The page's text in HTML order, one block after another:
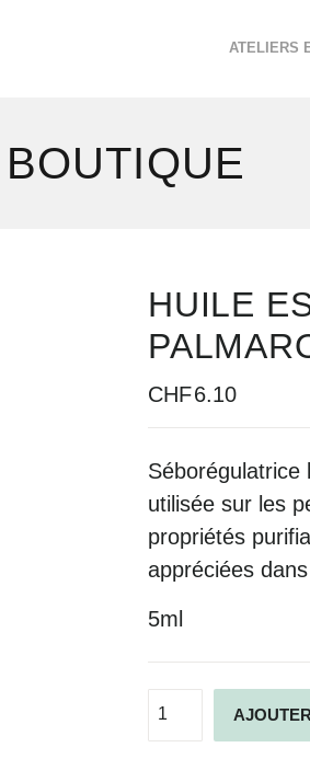
ATELIERS
BOUTIQUE
HUILE
CHF6.10
Séborégulatrice
utilisée sur les
propriétés
appréciées
5ml
de
Huile